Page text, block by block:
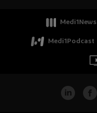
Medi1News
Medi1Podcast